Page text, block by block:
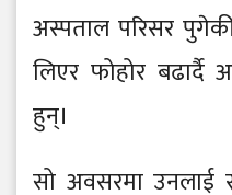
अस्पताल परिसर
लिएर फोहोर बढार्दै
हुन्।
सो अवसरमा उनलाई